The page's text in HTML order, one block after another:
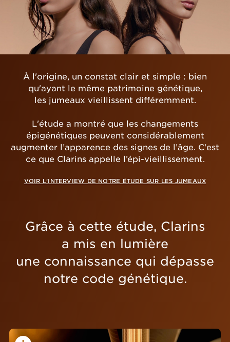
À l'origine, un constat clair et simple : bien
qu'ayant le même patrimoine génétique,
les jumeaux vieillissent différemment.
L'étude a montré que les changements
épigénétiques peuvent considérablement
augmenter l’apparence des signes de l’âge. C'est
ce que Clarins appelle l’épi-vieillissement.
VOIR L'INTERVIEW DE NOTRE ÉTUDE SUR LES JUMEAUX
Grâce à cette étude, Clarins
a mis en lumière
une connaissance qui dépasse
notre code génétique.